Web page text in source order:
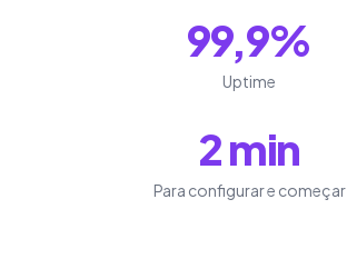
99,9%
Uptime
2 min
Para configurar e começar